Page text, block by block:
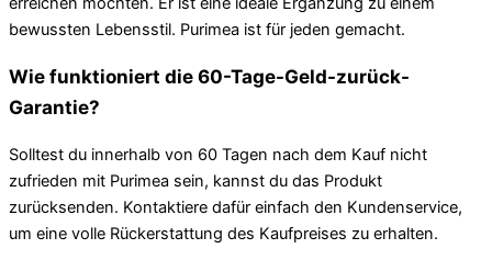
bewussten Lebensstil. Purimea ist für jeden gemacht.
Wie funktioniert die 60-Tage-Geld-zurück-
Garantie?
Solltest du innerhalb von 60 Tagen nach dem Kauf nicht
zufrieden mit Purimea sein, kannst du das Produkt
zurücksenden. Kontaktiere dafür einfach den Kundenservice,
um eine volle Rückerstattung des Kaufpreises zu erhalten.